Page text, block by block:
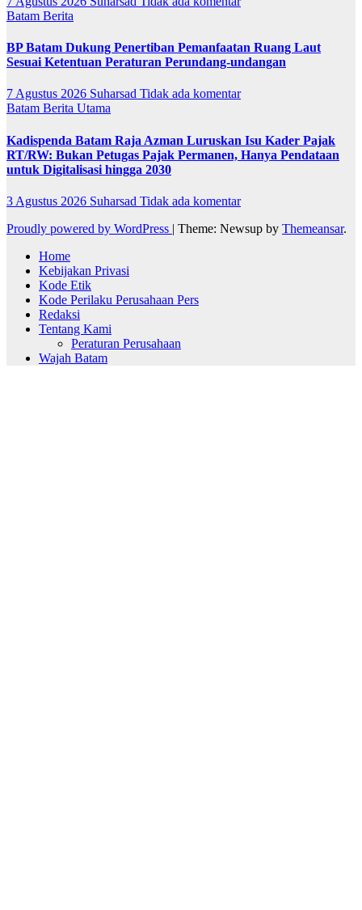
Batam Berita
BP Batam Dukung Penertiban Pemanfaatan Ruang Laut
Sesuai Ketentuan Peraturan Perundang-undangan
7 Agustus 2026 Suharsad Tidak ada komentar
Batam Berita Utama
Kadispenda Batam Raja Azman Luruskan Isu Kader Pajak
RT/RW: Bukan Petugas Pajak Permanen, Hanya Pendataan
untuk Digitalisasi hingga 2030
3 Agustus 2026 Suharsad Tidak ada komentar
Proudly powered by WordPress | Theme: Newsup by Themeansar.
Home
Kebijakan Privasi
Kode Etik
Kode Perilaku Perusahaan Pers
Redaksi
Tentang Kami
Peraturan Perusahaan
Wajah Batam